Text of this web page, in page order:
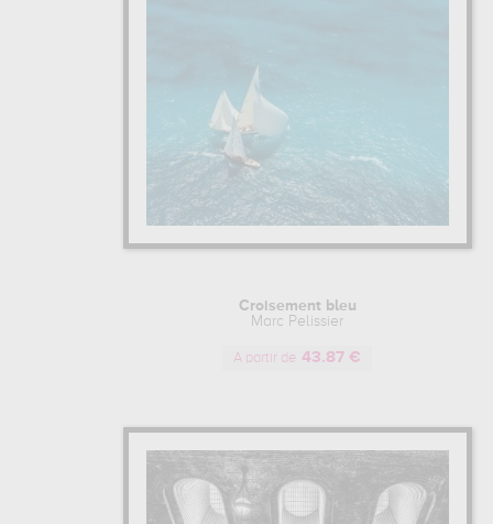
Croisement bleu
Marc Pelissier
A partir de 43.87 €